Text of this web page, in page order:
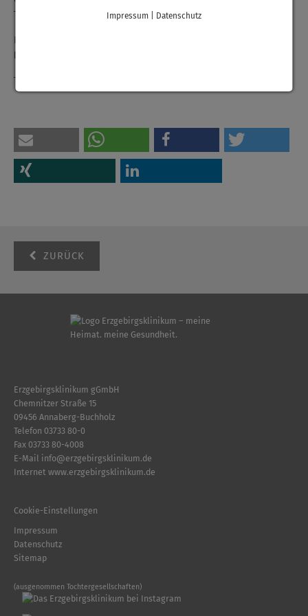
Tischendorf.
Für Interessierte findet die endokrine Sprechstunde immer
Donnerstag von 09:00 – 11:00 Uhr
Termine können unter
ZURÜCK
Erzgebirgsklinikum gGmbH
Chemnitzer Straße 15
09456 Annaberg-Buchholz
Telefon 03733 80-0
Fax 03733 80-4008
E-Mail info@erzgebirgsklinikum.de
Internet www.erzgebirgsklinikum.de
Cookie-Einstellungen
Impressum
Datenschutz
Sitemap
(ausgenommen Tochtergesellschaften)
Impressum Datenschutz